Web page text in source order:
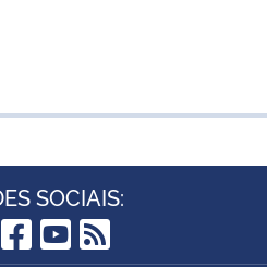
SOCIAIS: